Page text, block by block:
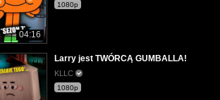
04:16
1080p
Larry jest TWÓRCĄ GUMBALLA!
KLLC
1080p